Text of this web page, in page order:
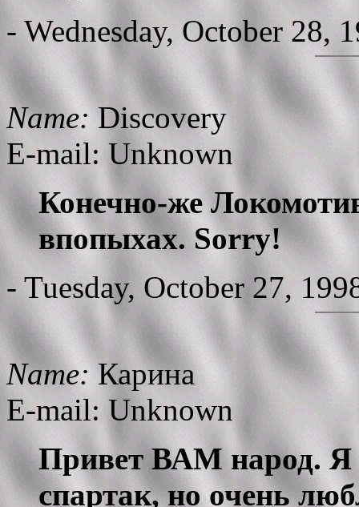
- Wednesday, October 28,
Name: Discovery
E-mail: Unknown
Конечно-же
впопыхах. Sorry!
- Tuesday, October 27,
Name: Карина
E-mail: Unknown
Привет ВАМ народ. Я
спартак, но очень